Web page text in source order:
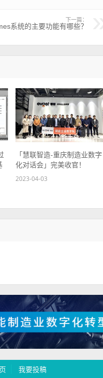
下一篇：
系统的主要功能有哪些？
「慧联智造-重庆制造业数字
化对话会」完美收官！
2023-04-03
我要投稿